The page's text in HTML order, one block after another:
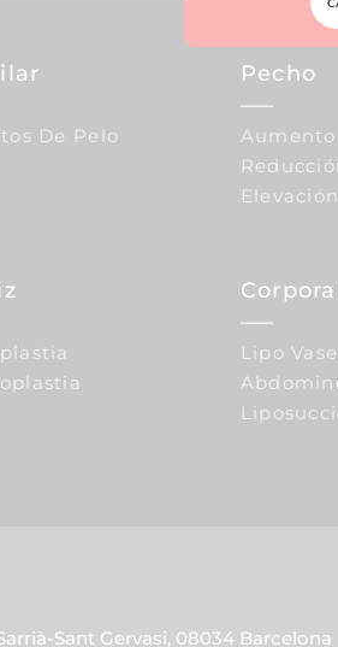
De Pelo
Pecho
Lipo
Sant Gervasi, 08034 Barcelona